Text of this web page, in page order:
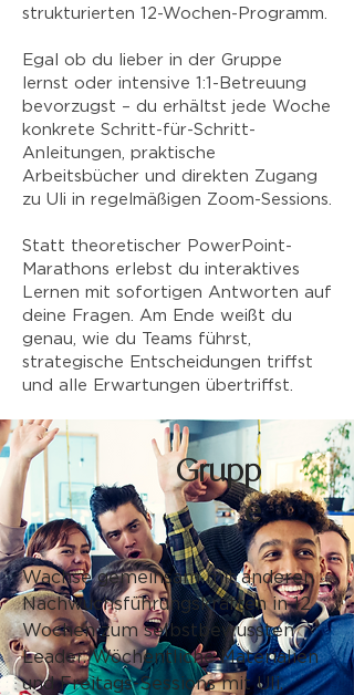
strukturierten 12-Wochen-Programm.
Egal ob du lieber in der Gruppe
lernst oder intensive 1:1-Betreuung
bevorzugst – du erhältst jede Woche
konkrete Schritt-für-Schritt-
Anleitungen, praktische
Arbeitsbücher und direkten Zugang
zu Uli in regelmäßigen Zoom-Sessions.
Statt theoretischer PowerPoint-
Marathons erlebst du interaktives
Lernen mit sofortigen Antworten auf
deine Fragen. Am Ende weißt du
genau, wie du Teams führst,
strategische Entscheidungen triffst
und alle Erwartungen übertriffst.
Grupp
e
Wachse gemeinsam mit anderen
Nachwuchsführungskräften in 12
Wochen zum selbstbewussten
Leader. Wöchentliche Materialien
und Freitags-Sessions mit Uli.